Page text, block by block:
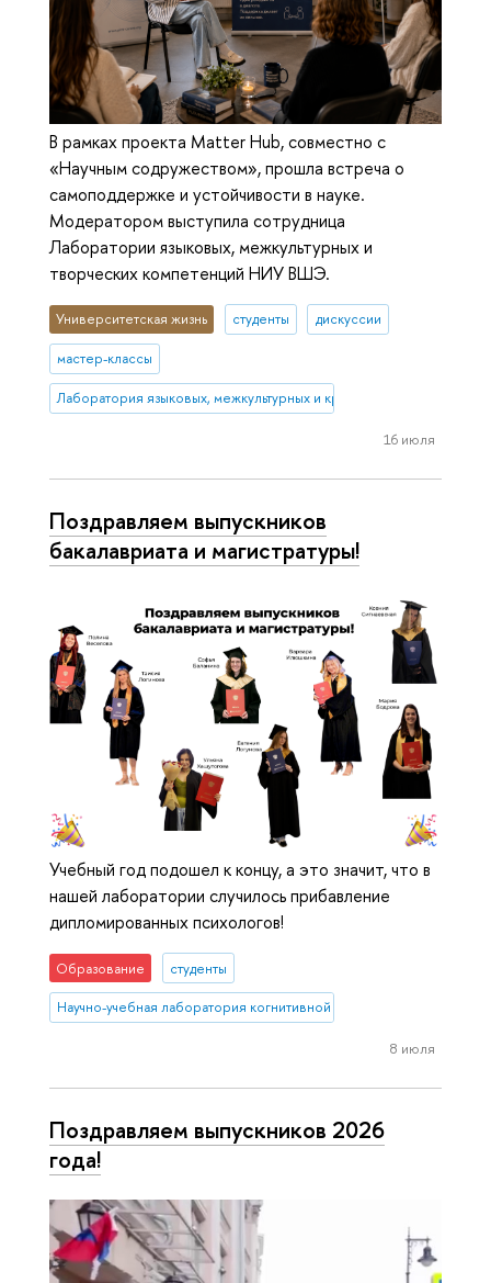
В рамках проекта Matter Hub, совместно с
«Научным содружеством», прошла встреча о
самоподдержке и устойчивости в науке.
Модератором выступила сотрудница
Лаборатории языковых, межкультурных и
творческих компетенций НИУ ВШЭ.
Университетская жизнь студенты дискуссии
мастер-классы
Лаборатория языковых, межкультурных и креативных компетенций
16 июля
Поздравляем выпускников
бакалавриата и магистратуры!
Учебный год подошел к концу, а это значит, что в
нашей лаборатории случилось прибавление
дипломированных психологов!
Образование студенты
Научно-учебная лаборатория когнитивной психологии
8 июля
Поздравляем выпускников 2026
года!